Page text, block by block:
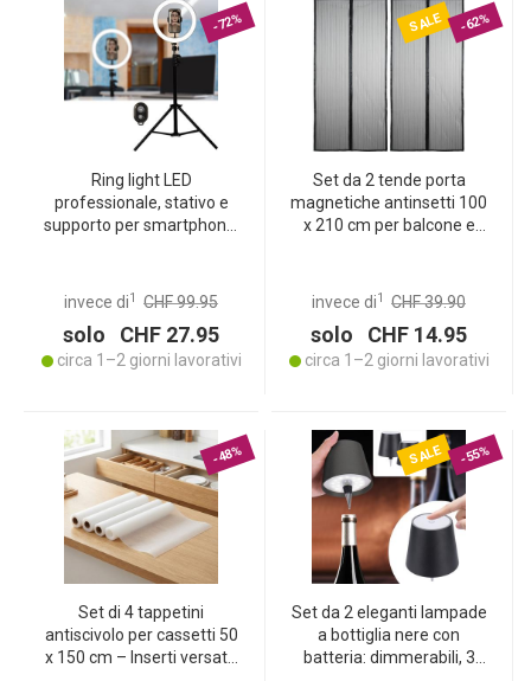
-72%
Ring light LED
professionale, stativo e
supporto per smartphone,
TikTok, make-up, live
invece di1 CHF 99.95
solo CHF 27.95
circa 1–2 giorni lavorativi
SALE -62%
Set da 2 tende porta
magnetiche antinsetti 100
x 210 cm per balcone e
velcro, tenda antimosche
invece di1 CHF 39.90
solo CHF 14.95
circa 1–2 giorni lavorativi
-48%
Set di 4 tappetini
antiscivolo per cassetti 50
x 150 cm – Inserti versatili
SALE -55%
Set da 2 eleganti lampade
a bottiglia nere con
batteria: dimmerabili, 3